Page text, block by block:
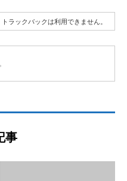
トラックバックは利用できません。
事